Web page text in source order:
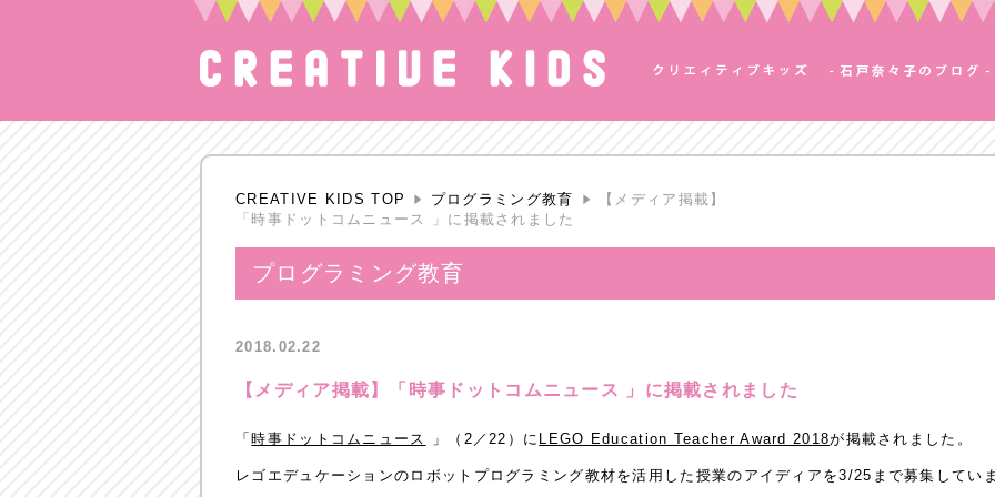
CREATIVE KIDS TOP プログラミング教育
【メディア掲載】
「時事ドットコムニュース 」に掲載されました
プログラミング教育
2018.02.22
【メディア掲載】「時事ドットコムニュース 」に掲載されました
「時事ドットコムニュース 」（2／22）に LEGO Education Teacher Award 2018が掲載されました。
レゴエデュケーションのロボットプログラミング教材を活用した授業のアイディアを3/25まで募集してい